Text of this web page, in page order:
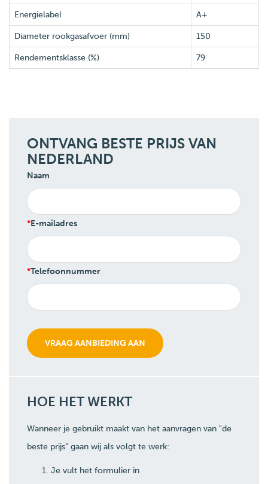
Energielabel A+
Diameter rookgasafvoer (mm) 150
Rendementsklasse (%) 79
ONTVANG BESTE PRIJS VAN
NEDERLAND
Naam
E-mailadres
Telefoonnummer
HOE HET WERKT
Wanneer je gebruikt maakt van het aanvragen van "de
beste prijs" gaan wij als volgt te werk:
Je vult het formulier in